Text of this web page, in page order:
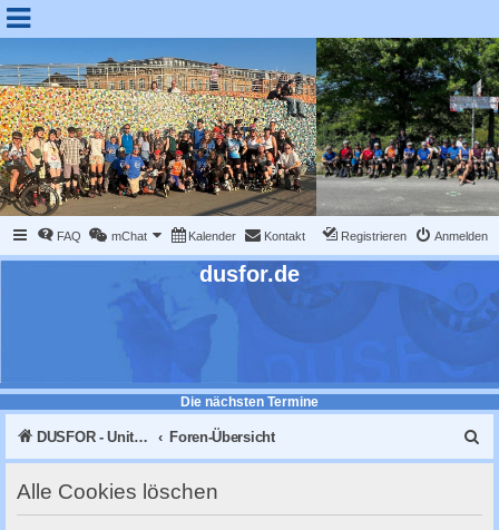
FAQ mChat Kalender Kontakt Anmelden
Registrieren
dusfor.de
Die nächsten Termine
DUSFOR - United Sk8 Nations :: Inline skaten in Düsseldorf Foren-Übersicht
u
Alle Cookies löschen